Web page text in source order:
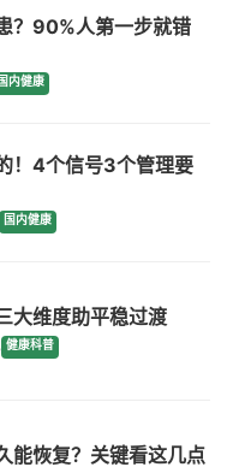
？90%人第一步就错
国内健康
！4个信号3个管理要
国内健康
大维度助平稳过渡
健康科普
能恢复？关键看这几点